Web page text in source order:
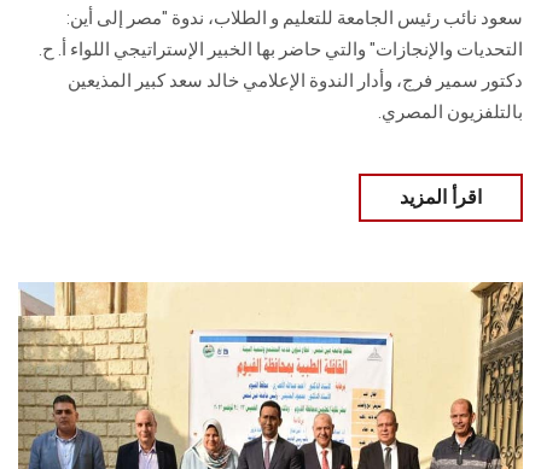
سعود نائب رئيس الجامعة للتعليم و الطلاب، ندوة "مصر إلى أين:
التحديات والإنجازات" والتي حاضر بها الخبير الإستراتيجي اللواء أ. ح.
دكتور سمير فرج، وأدار الندوة الإعلامي خالد سعد كبير المذيعين
بالتلفزيون المصري.
اقرأ المزيد